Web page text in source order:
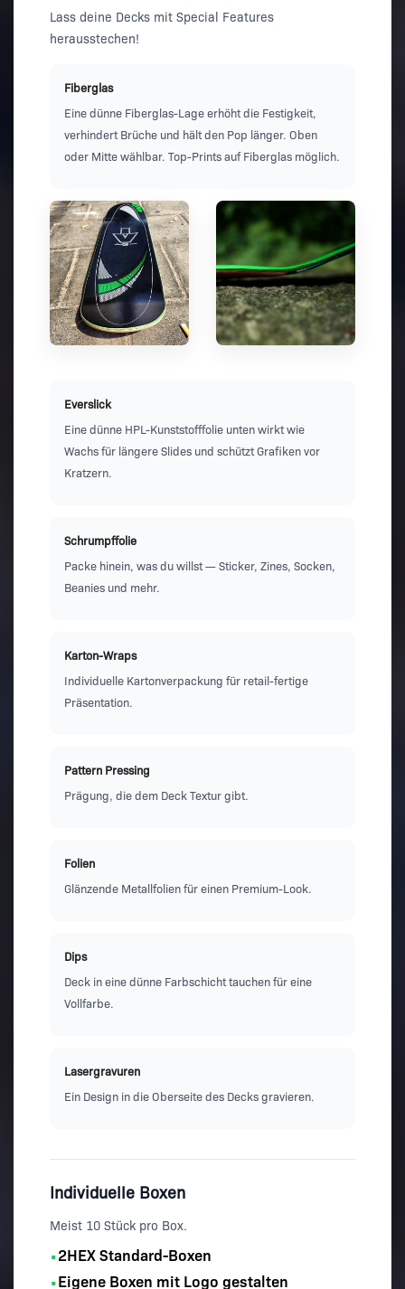
Lass deine Decks mit Special Features
herausstechen!
Fiberglas
Eine dünne Fiberglas-Lage erhöht die Festigkeit,
verhindert Brüche und hält den Pop länger. Oben
oder Mitte wählbar. Top-Prints auf Fiberglas möglich.
Everslick
Eine dünne HPL-Kunststofffolie unten wirkt wie
Wachs für längere Slides und schützt Grafiken vor
Kratzern.
Schrumpffolie
Packe hinein, was du willst — Sticker, Zines, Socken,
Beanies und mehr.
Karton-Wraps
Individuelle Kartonverpackung für retail-fertige
Präsentation.
Pattern Pressing
Prägung, die dem Deck Textur gibt.
Folien
Glänzende Metallfolien für einen Premium-Look.
Dips
Deck in eine dünne Farbschicht tauchen für eine
Vollfarbe.
Lasergravuren
Ein Design in die Oberseite des Decks gravieren.
Individuelle Boxen
Meist 10 Stück pro Box.
•2HEX Standard-Boxen
•Eigene Boxen mit Logo gestalten